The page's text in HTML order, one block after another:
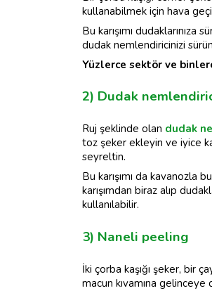
kullanabilmek için hava
Bu karışımı
dudak nemlendiricinizi
Yüzlerce sektör ve
2) Dudak
Ruj şeklinde olan dudak
toz şeker ekleyin ve iyice
seyreltin.
Bu karışımı da kavanozla
karışımdan biraz alıp
kullanılabilir.
3) Naneli peeling
İki çorba kaşığı şeker, bir
macun kıvamına gelinceye